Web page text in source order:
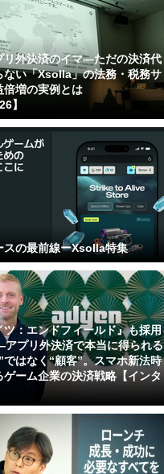
リ外決済のイマ―ただの決済代
ない「Xsolla」の法務・税務サ
倍増の実例とは
】
スの最前線ーXsolla特集
ツ：エンドフィールド』も採用
プリ外決済で本当に得られる
ではなく“顧客”。スマホ新法時
ゲーム企業の決済戦略【インタ